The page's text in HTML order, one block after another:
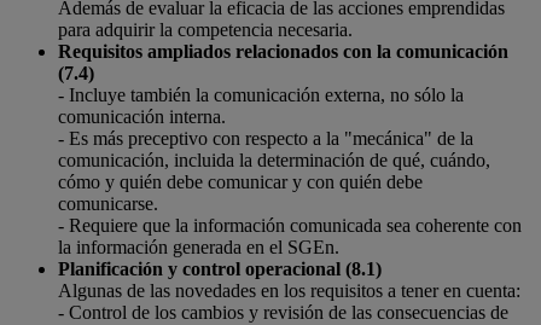
Además de evaluar la eficacia de las acciones emprendidas
para adquirir la competencia necesaria.
Requisitos ampliados relacionados con la comunicación
(7.4)
- Incluye también la comunicación externa, no sólo la
comunicación interna.
- Es más preceptivo con respecto a la "mecánica" de la
comunicación, incluida la determinación de qué, cuándo,
cómo y quién debe comunicar y con quién debe
comunicarse.
- Requiere que la información comunicada sea coherente con
la información generada en el SGEn.
Planificación y control operacional (8.1)
Algunas de las novedades en los requisitos a tener en cuenta:
- Control de los cambios y revisión de las consecuencias de